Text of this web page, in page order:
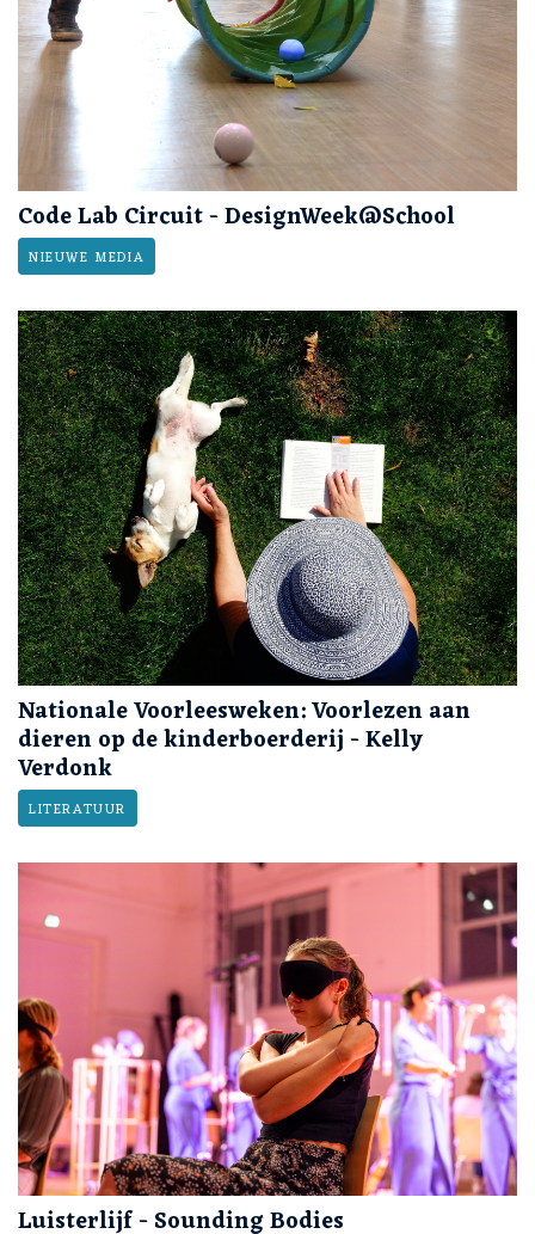
Code Lab Circuit - DesignWeek@School
NIEUWE MEDIA
Nationale Voorleesweken: Voorlezen aan
dieren op de kinderboerderij - Kelly
Verdonk
LITERATUUR
Luisterlijf - Sounding Bodies